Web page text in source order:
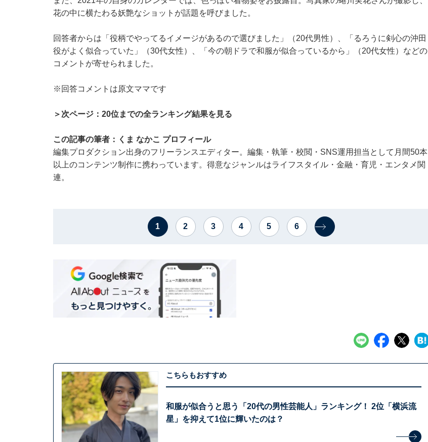
花の中に横たわる妖艶なショットが話題を呼びました。
回答者からは「役柄でやってるイメージがあるので選びました」（20代男性）、「るろうに剣心の沖田
役がよく似合っていた」（30代女性）、「今の朝ドラで和服が似合っているから」（20代女性）などの
コメントが寄せられました。
※回答コメントは原文ママです
＞次ページ：20位までの全ランキング結果を見る
この記事の筆者：くま なかこ プロフィール
編集プロダクション出身のフリーランスエディター。編集・執筆・校閲・SNS運用担当として月間50本
以上のコンテンツ制作に携わっています。得意なジャンルはライフスタイル・金融・育児・エンタメ関
連。
1 2 3 4 5 6
こちらもおすすめ
和服が似合うと思う「20代の男性芸能人」ランキング！ 2位「横浜流
星」を抑えて1位に輝いたのは？